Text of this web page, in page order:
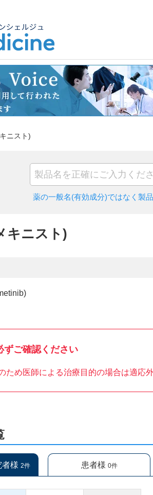
ニスト)
薬の一般名(有効成分)ではなく 製
キニスト)
ずご確認ください
ため医師による治療目的の場合は適応
者様 2件 患者様 0件